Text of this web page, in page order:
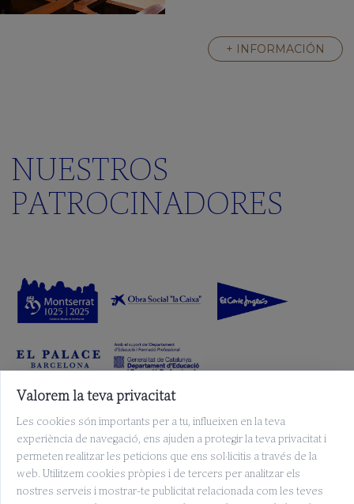
+ INFORMACIÓN
NUESTROS
PATROCINADORES
Valorem la teva privacitat
Les cookies són importants per a tu, influeixen en la teva
experiència de navegació, ens ajuden a protegir la teva privacitat i
permeten realitzar les peticions que ens sol·licitis a través de la
web. Utilitzem cookies pròpies i de tercers per analitzar els
nostres serveis i mostrar-te publicitat relacionada com les teves